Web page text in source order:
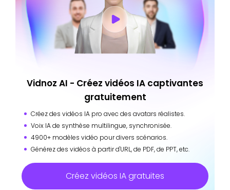
Vidnoz AI - Créez vidéos IA captivantes
gratuitement
Créez des vidéos IA pro avec des avatars réalistes.
Voix IA de synthèse multilingue, synchronisée.
4900+ modèles vidéo pour divers scénarios.
Générez des vidéos à partir d'URL, de PDF, de PPT, etc.
Créez vidéos IA gratuites